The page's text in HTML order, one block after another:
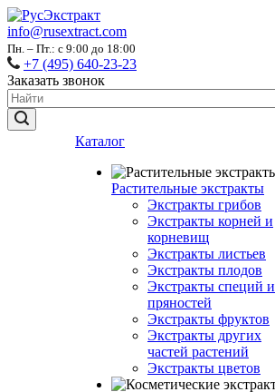
info@rusextract.com
Пн. – Пт.: с 9:00 до 18:00
+7 (495) 640-23-23
Заказать звонок
Каталог
Растительные экстракты
Экстракты грибов
Экстракты корней и
корневищ
Экстракты листьев
Экстракты плодов
Экстракты специй и
пряностей
Экстракты фруктов
Экстракты других
частей растений
Экстракты цветов